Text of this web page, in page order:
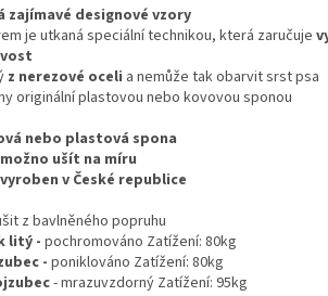
zajímavé designové vzory
je utkaná speciální technikou, která zaručuje
z nerezové oceli a nemůže tak obarvit srst psa
originální plastovou nebo kovovou sponou
nebo plastová spona
ušít na míru
v České republice
z bavlněného popruhu
litý -pochromováno Zatížení: 80kg
- poniklováno Zatížení: 80kg
- mrazuvzdorný Zatížení: 95kg